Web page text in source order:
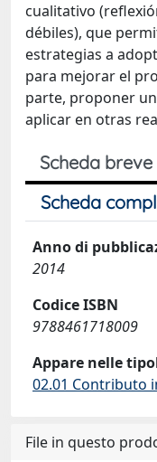
cualitativo
débiles), que
estrategias a
para mejorar el
parte, proponer
aplicar en otras
Scheda breve
Scheda
Anno di
2014
Codice ISBN
9788461718009
Appare nelle
02.01 Contributo
File in questo